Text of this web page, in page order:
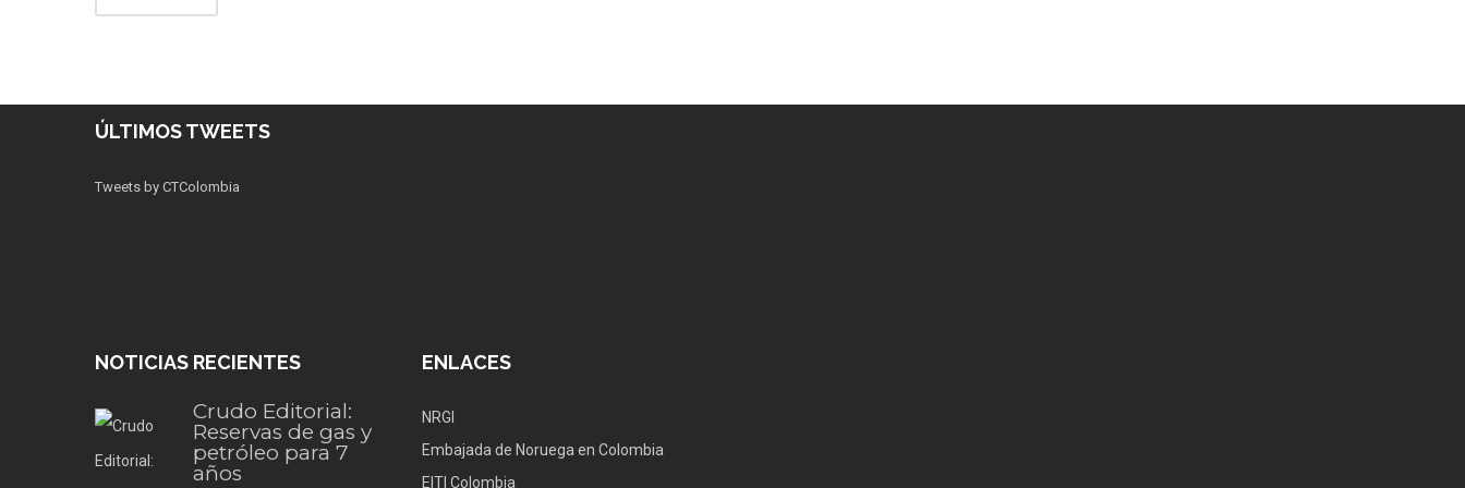
ÚLTIMOS TWEETS
Tweets by CTColombia
NOTICIAS RECIENTES
Crudo Editorial:
Reservas de gas y
petróleo para 7
años
ENLACES
NRGI
Embajada de Noruega en Colombia
EITI Colombia